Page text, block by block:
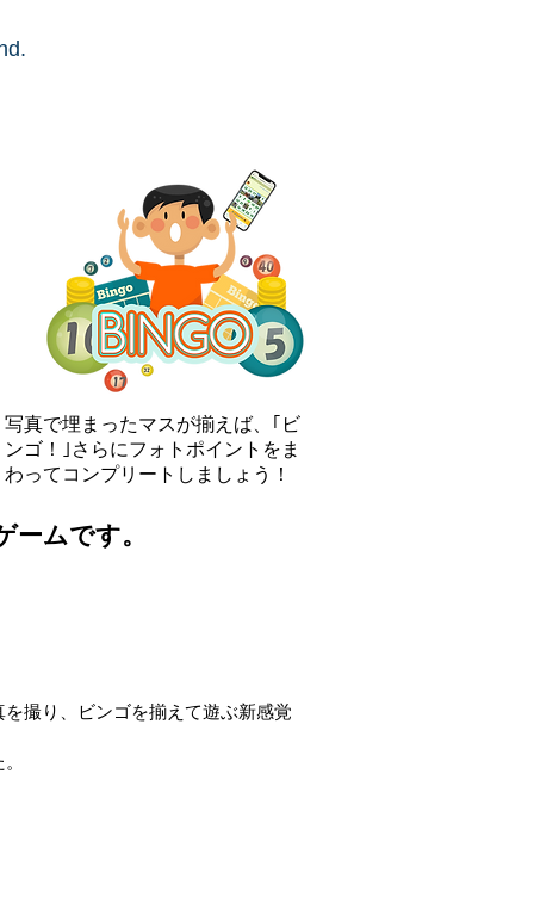
​写真で埋まったマスが揃えば、｢ビ
ンゴ！｣さらにフォトポイントをま
わってコンプリートしましょう！
ムです。
撮り、ビンゴを揃えて遊ぶ新感覚